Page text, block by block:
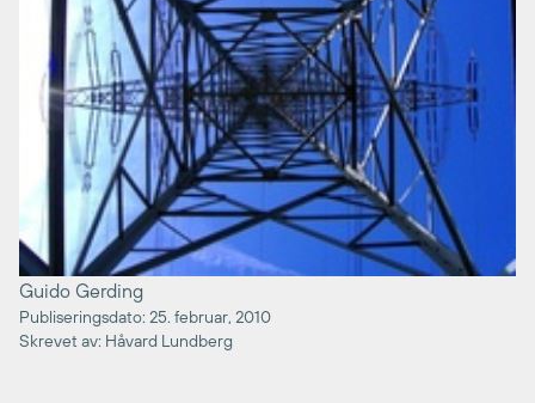
Guido Gerding
Publiseringsdato: 25. februar, 2010
Skrevet av: Håvard Lundberg